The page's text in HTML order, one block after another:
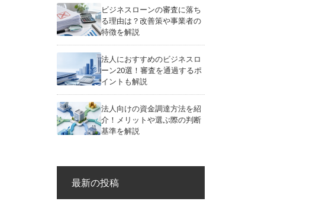
ビジネスローンの審査に落ち
る理由は？改善策や事業者の
特徴を解説
法人におすすめのビジネスロ
ーン20選！審査を通過するポ
イントも解説
法人向けの資金調達方法を紹
介！メリットや選ぶ際の判断
基準を解説
最新の投稿